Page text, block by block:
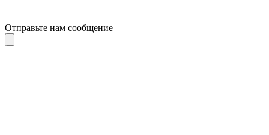
Отправьте нам сообщение